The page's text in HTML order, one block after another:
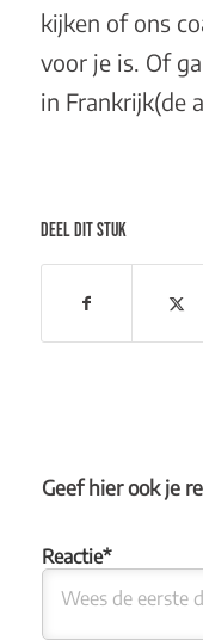
kijken of ons
voor je is. Of
in Frankrijk(de
DEEL DIT STUK
Geef hier ook je